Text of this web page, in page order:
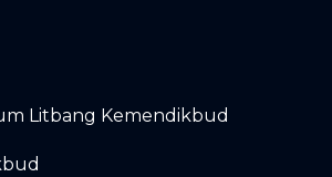
Litbang Kemendikbud